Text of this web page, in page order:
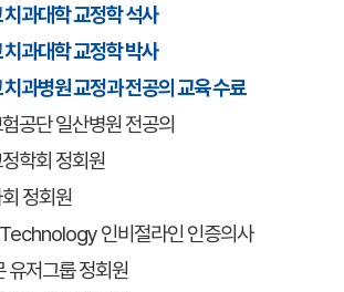
치과대학 교정학 석사
치과대학 교정학 박사
치과병원 교정과 전공의 교육 수료
공단 일산병원 전공의
학회 정회원
정회원
Technology 인비절라인 인증의사
유저그룹 정회원